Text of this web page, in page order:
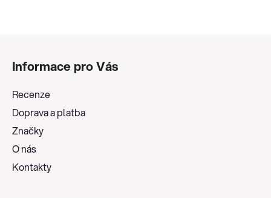
Informace pro Vás
Recenze
Doprava a platba
Značky
O nás
Kontakty